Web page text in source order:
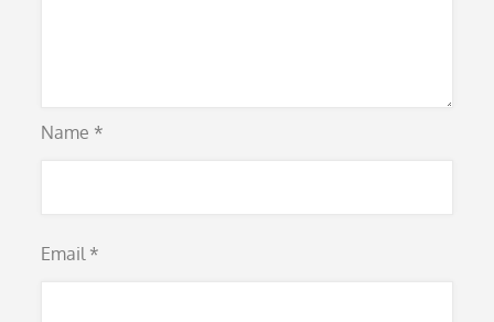
Name *
Email *